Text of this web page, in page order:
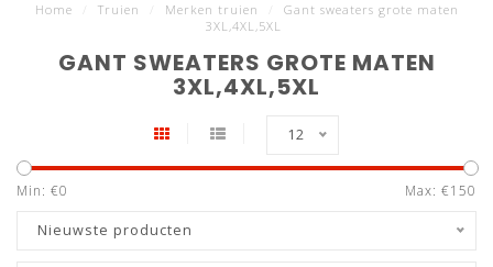
Home Truien Merken truien
Gant sweaters grote maten
3XL,4XL,5XL
GANT SWEATERS GROTE MATEN
3XL,4XL,5XL
12
Min: €0 Max: €150
Nieuwste producten